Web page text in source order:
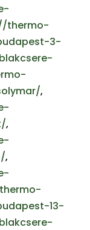
thermo-
3-
,
,
,
13-